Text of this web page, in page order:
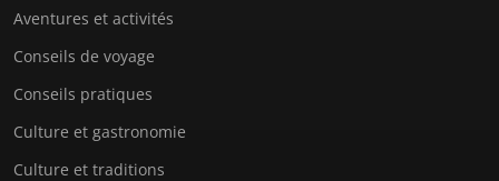
Aventures et activités
Conseils de voyage
Conseils pratiques
Culture et gastronomie
Culture et traditions